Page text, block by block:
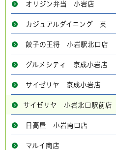
オリジン弁当 小岩店
カジュアルダイニング 英
餃子の王将 小岩駅北口店
グルメシティ 京成小岩店
サイゼリヤ 京成小岩店
サイゼリヤ 小岩北口駅前店
日高屋 小岩南口店
マルイ商店